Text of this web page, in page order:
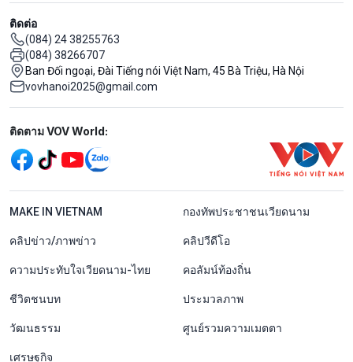
ติดต่อ
(084) 24 38255763
(084) 38266707
Ban Đối ngoại, Đài Tiếng nói Việt Nam, 45 Bà Triệu, Hà Nội
vovhanoi2025@gmail.com
Mạng xã hội
ติดตาม VOV World:
menu footer tiếng Thái
MAKE IN VIETNAM กองทัพประชาชนเวียดนาม
คลิปข่าว/ภาพข่าว คลิปวีดีโอ
ความประทับใจเวียดนาม-ไทย คอลัมน์ท้องถิ่น
ชีวิตชนบท ประมวลภาพ
วัฒนธรรม ศูนย์รวมความเมตตา
เศรษฐกิจ